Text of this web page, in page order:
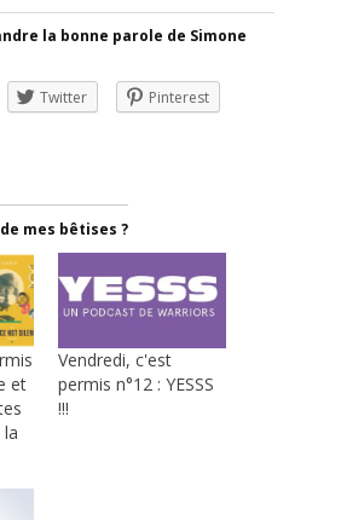
la bonne parole de Simone
Twitter Pinterest
mes bêtises ?
et
Vendredi, c'est
permis n°12 : YESSS
!!!